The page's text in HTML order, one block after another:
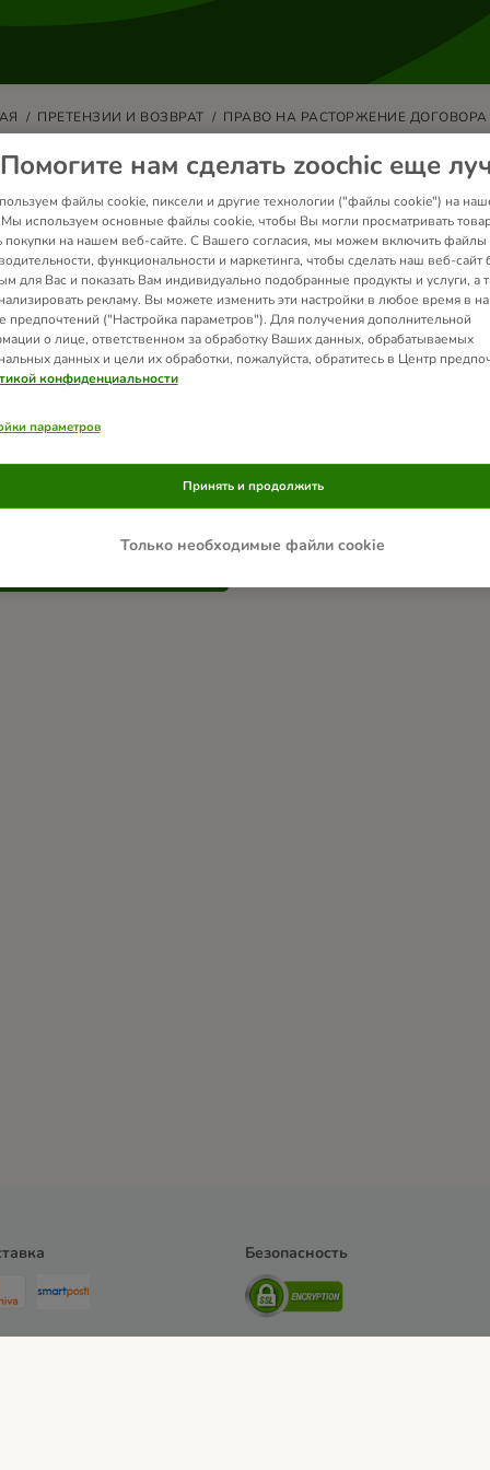
ПРЕТЕНЗИИ И ВОЗВРАТ ПРАВО НА РАСТОРЖЕНИЕ ДОГОВОРА
на расторжение договора
Вы наш ценный клиент, Ваше удовлетворение оказанным
право на расторжение договора в течение 14 дней без
договора, нажмитездесьили свяжитесь с нашей Службой
дополнительная
Безопасность
Помогите нам сделать zoochic еще
файлы cookie, пиксели и другие технологии ("файлы cookie") на
Мы используем основные файлы cookie, чтобы Вы могли просматривать
покупки на нашем веб-сайте. С Вашего согласия, мы можем включить файлы
функциональности и маркетинга, чтобы сделать наш веб-сайт
для Вас и показать Вам индивидуально подобранные продукты и услуги, а
рекламу. Вы можете изменить эти настройки в любое время в
предпочтений ("Настройка параметров"). Для получения дополнительной
о лице, ответственном за обработку Ваших данных, обрабатываемых
данных и цели их обработки, пожалуйста, обратитесь в Центр
конфиденциальности
параметров
Только необходимые файли cookie
Принять и продолжить